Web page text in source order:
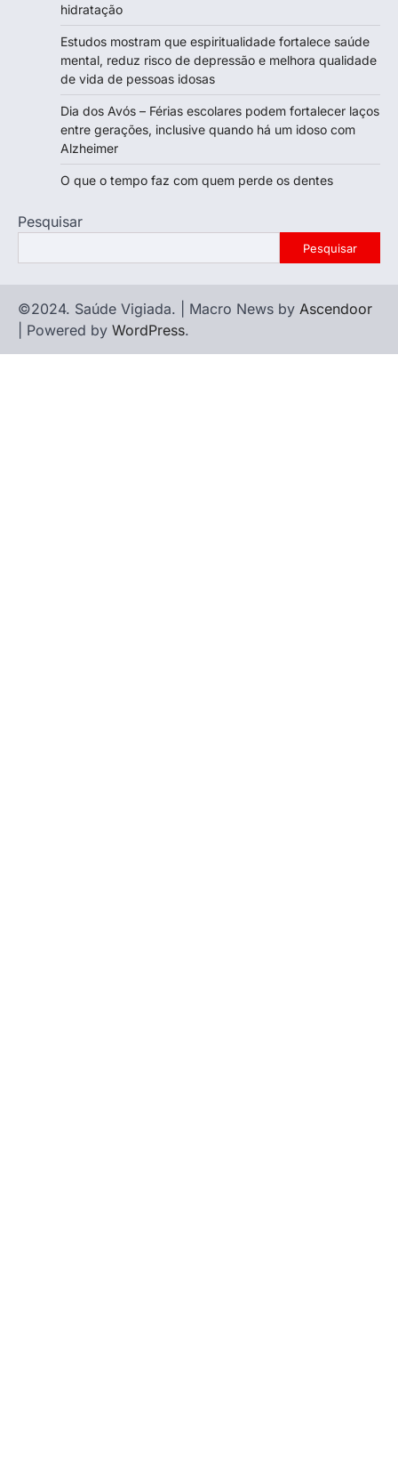
hidratação
Estudos mostram que espiritualidade fortalece saúde
mental, reduz risco de depressão e melhora qualidade
de vida de pessoas idosas
Dia dos Avós – Férias escolares podem fortalecer laços
entre gerações, inclusive quando há um idoso com
Alzheimer
O que o tempo faz com quem perde os dentes
Pesquisar
Pesquisar
©2024. Saúde Vigiada. | Macro News by Ascendoor
| Powered by WordPress.